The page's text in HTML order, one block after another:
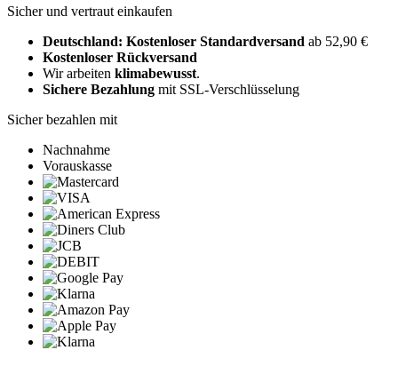
Sicher und vertraut einkaufen
Deutschland: Kostenloser Standardversand ab 52,90 €
Kostenloser Rückversand
Wir arbeiten klimabewusst.
Sichere Bezahlung mit SSL-Verschlüsselung
Sicher bezahlen mit
Nachnahme
Vorauskasse